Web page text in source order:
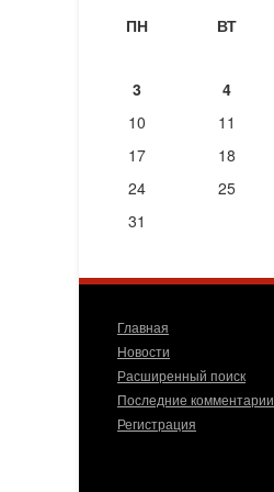
ПН
ВТ
3
4
10
11
17
18
24
25
31
Главная
Новости
Расширенный поиск
Последние комментарии
Регистрация